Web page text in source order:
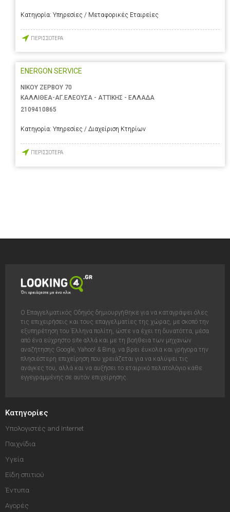
Κατηγορία: Υπηρεσίες / Μεταφορικές Εταιρείες
ΠΕΡΙΣΣΟΤΕΡΑ
ENERGON SERVICE
ΝΙΚΟΥ ΖΕΡΒΟΥ 70
ΚΑΛΛΙΘΕΑ-ΑΓ.ΕΛΕΟΥΣΑ - ΑΤΤΙΚΗΣ - ΕΛΛΑΔΑ
2109410865
Κατηγορία: Υπηρεσίες / Διαχείριση Κτηρίων
ΠΕΡΙΣΣΟΤΕΡΑ
Ο Επαγγελματικός Οδηγός δημιουργήθηκε για να καταγράψει όλες
τις επιχειρήσεις και τους επαγγελματίες της χώρας, με σκοπό την
εξυπηρέτηση του Έλληνα πολίτη, ώστε να έχει τη δυνατόττα, μέσα
από ένα εύχρηστο site αλλά και με τη βοήθεια των μηχανών
αναζήτησης Google, Yahoo! & Bing, να βρει έυκολα και γρήγορα την
πλησιέστερη επιχείρηση που χρειάζεται για να καλύψει τις
ανάγκες του, αλλά και να αυξήσει το εταιρικό πελατολόγιο κάθε
εγγεγραμμένης σε αυτόν επιχείρησης.
Κατηγορίες
Υπολογιστές and Internet
Παιχνίδια
Υγεία
Είδη σπιτιού
Έντυπα
Αγορές